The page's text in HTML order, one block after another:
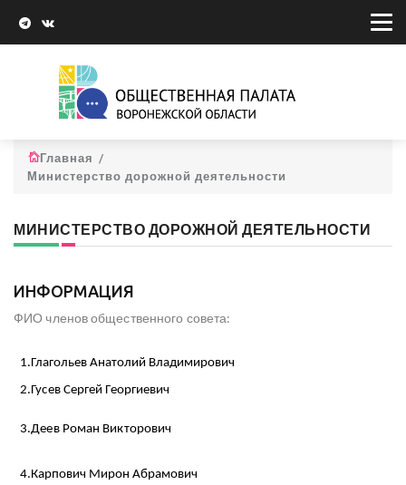
Главная
Министерство дорожной деятельности
МИНИСТЕРСТВО ДОРОЖНОЙ ДЕЯТЕЛЬНОСТИ
ИНФОРМАЦИЯ
ФИО членов общественного совета:
1.Глагольев Анатолий Владимирович
2.Гусев Сергей Георгиевич
3.Деев Роман Викторович
4.Карпович Мирон Абрамович